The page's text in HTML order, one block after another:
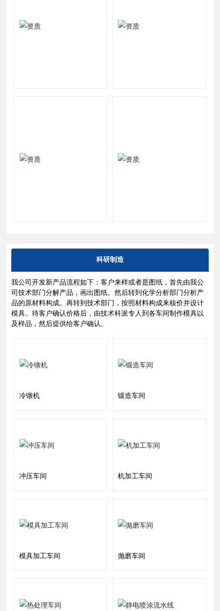
科研制造
我公司开发新产品流程如下：客户来样或者是图纸，首先由我公
司技术部门分解产品，画出图纸。然后转到化学分析部门分析产
品的原材料构成。再转到技术部门，按照材料构成来核价并设计
模具。待客户确认价格后，由技术科派专人到各车间制作模具以
及样品，然后提供给客户确认。
冷镦机 锻造车间
冲压车间 机加工车间
模具加工车间 抛磨车间